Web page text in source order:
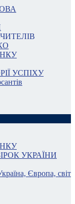
УСПІХУ
УКРАЇНИ
Європа, світ